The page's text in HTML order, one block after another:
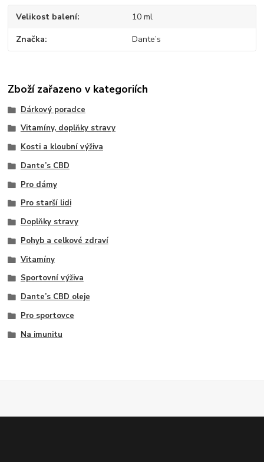
Velikost balení 10 ml
Značka Dante’s
Zboží zařazeno v kategoriích
Dárkový poradce
Vitamíny, doplňky stravy
Kosti a kloubní výživa
Dante’s CBD
Pro dámy
Pro starší lidi
Doplňky stravy
Pohyb a celkové zdraví
Vitamíny
Sportovní výživa
Dante’s CBD oleje
Pro sportovce
Na imunitu